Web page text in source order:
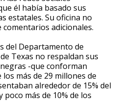
él había basado sus
estatales. Su oficina no
adicionales.
del Departamento de
Texas no respaldan sus
-que conforman
más de 29 millones de
alrededor de 15% del
poco más de 10% de los